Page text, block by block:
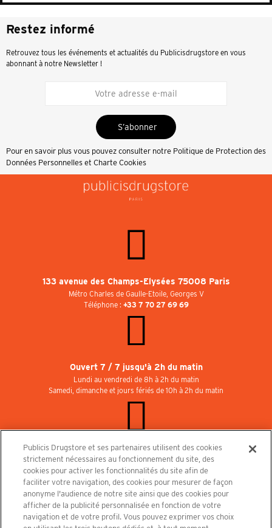
Restez informé
Retrouvez tous les événements et actualités du Publicisdrugstore en vous
abonnant à notre Newsletter !
S’abonner
Pour en savoir plus vous pouvez consulter notre Politique de Protection des
Données Personnelles et Charte Cookies
133 avenue des Champs-Elysées 75008 Paris
Métro Charles de Gaulle-Etoile, Georges V
Téléphone : +33 7 70 27 69 69
Ouvert 7 / 7 jusqu'à 2h du matin
Lundi au vendredi de 8h à 2h du matin
Samedi, dimanche et jours fériés de 10h à 2h du matin
Rejoignez-nous au Publicisdrugstore !
Nous recrutons pour les boutiques, le restaurant et le cinéma. Contactez-nous :
recrutement@publicisdrugstore.com
Conditions générales de vente
Mentions légales
Politique de Protection des Données Personnelles et Charte
Cookies
Publicis Drugstore et ses partenaires utilisent des cookies
strictement nécessaires au fonctionnement du site, des
cookies pour activer les fonctionnalités du site afin de
faciliter votre navigation, des cookies pour mesurer de façon
anonyme l'audience de notre site ainsi que des cookies pour
afficher de la publicité personnalisée en fonction de votre
navigation et de votre profil. Vous pouvez exprimer vos choix